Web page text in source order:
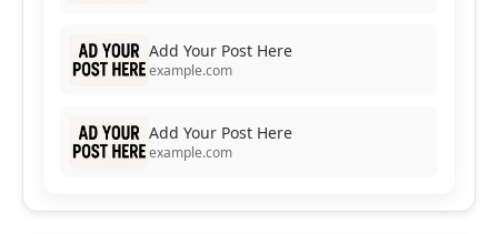
Add Your Post Here
example.com
Add Your Post Here
example.com